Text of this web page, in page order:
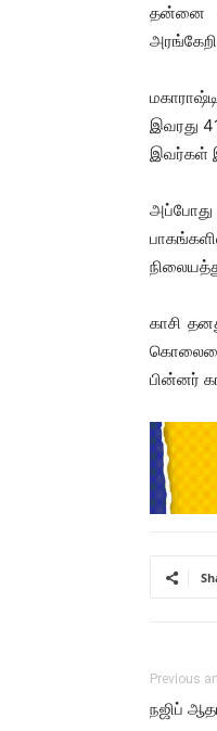
தன்னை
இவரது
இவர்கள்
அப்போது
காசி
பின்னர்
Previous
நஜிப்